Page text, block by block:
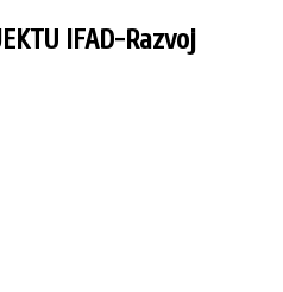
IFAD-Razvoj